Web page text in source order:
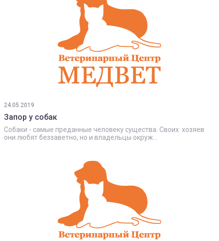
24.05.2019
Запор у собак
Собаки - самые преданные человеку существа. Своих хозяев
они любят беззаветно, но и владельцы окруж...